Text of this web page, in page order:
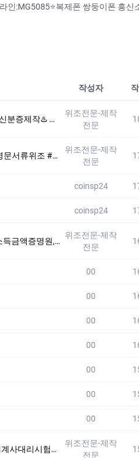
작성자
8872】 텔레: +821
위조전문-제작
전문
대리시험♨️ #영문서류위
위조전문-제작
전문
coinsp24
coinsp24
/확실한퀄리티/원본100%/
위조전문-제작
전문
00
00
00
00
00
00
00
대리시험 #세무사대리시
위조전문-제작
전문